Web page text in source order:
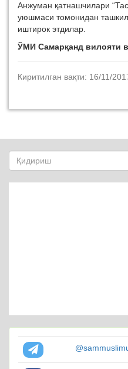
Анжуман қатнашчилари
уюшмаси томонидан
иштирок этдилар.
ЎМИ Самарқанд вилояти
Киритилган вақти: 16/11/